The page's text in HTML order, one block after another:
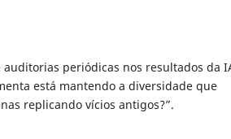
auditorias periódicas nos resultados da
está mantendo a diversidade que
replicando vícios antigos?”.